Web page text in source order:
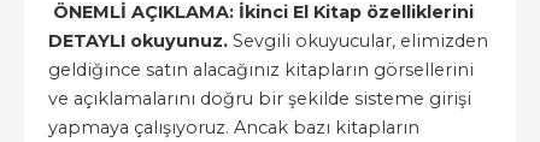
ÖNEMLİ AÇIKLAMA: İkinci El Kitap özelliklerini
DETAYLI okuyunuz. Sevgili okuyucular, elimizden
geldiğince satın alacağınız kitapların görsellerini
ve açıklamalarını doğru bir şekilde sisteme girişi
yapmaya çalışıyoruz. Ancak bazı kitapların